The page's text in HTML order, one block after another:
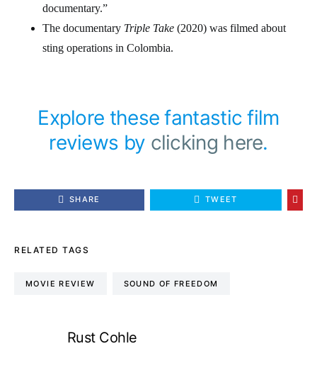
documentary.”
The documentary Triple Take (2020) was filmed about
sting operations in Colombia.
Explore these fantastic film
reviews by clicking here.
SHARE TWEET
RELATED TAGS
MOVIE REVIEW SOUND OF FREEDOM
Rust Cohle